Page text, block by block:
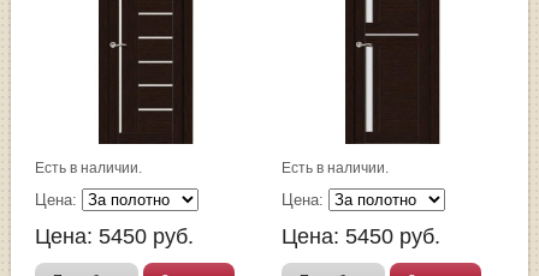
Есть в наличии.
Цена:
Цена:5450 руб.
Есть в наличии.
Цена:
Цена: 5450 руб.